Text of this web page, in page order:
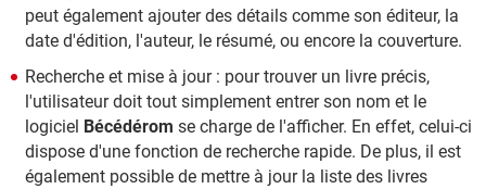
peut également ajouter des détails comme son éditeur, la
date d'édition, l'auteur, le résumé, ou encore la couverture.
Recherche et mise à jour : pour trouver un livre précis,
l'utilisateur doit tout simplement entrer son nom et le
logiciel Bécédérom se charge de l'afficher. En effet, celui-ci
dispose d'une fonction de recherche rapide. De plus, il est
également possible de mettre à jour la liste des livres